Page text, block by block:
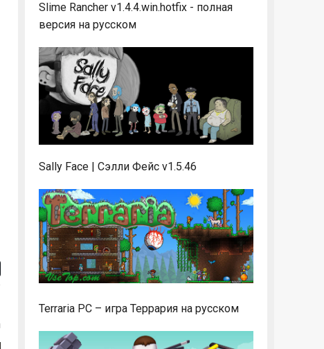
Slime Rancher v1.4.4.win.hotfix - полная
версия на русском
Sally Face | Сэлли Фейс v1.5.46
Terraria PC – игра Террария на русском